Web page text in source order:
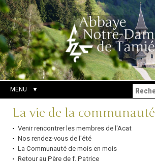
Aller
au
contenu.
|
Aller
à
la
navigation
Outils
personnels
Chercher par
Recherche
avancée…
MENU
Navigation
La vie de la communauté
Venir rencontrer les membres de l'Acat
Nos rendez-vous de l'été
La Communauté de mois en mois
Retour au Père de f. Patrice